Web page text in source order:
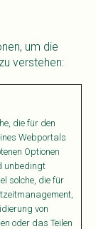
um die
verstehen:
die für den
Webportals
Optionen
unbedingt
solche, die für
von
oder das Teilen